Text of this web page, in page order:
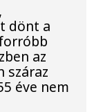
dönt a
az
száraz
éve nem